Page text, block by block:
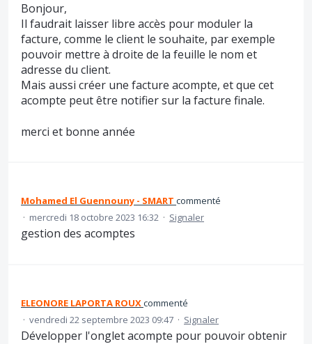
Bonjour,
Il faudrait laisser libre accès pour moduler la
facture, comme le client le souhaite, par exemple
pouvoir mettre à droite de la feuille le nom et
adresse du client.
Mais aussi créer une facture acompte, et que cet
acompte peut être notifier sur la facture finale.
merci et bonne année
Mohamed El Guennouny - SMART commenté
· mercredi 18 octobre 2023 16:32 · Signaler
gestion des acomptes
ELEONORE LAPORTA ROUXcommenté
· vendredi 22 septembre 2023 09:47 · Signaler
Développer l'onglet acompte pour pouvoir obtenir